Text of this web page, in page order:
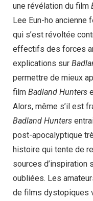
une révélation du film
Lee Eun-ho ancienne
qui s’est révoltée
effectifs des forces
explications sur
permettre de mieux
film Badland Hunters
Alors, même s’il est
Badland Hunters
post-apocalyptique
histoire qui tente de
sources d’inspiration
oubliées. Les
de films dystopiques